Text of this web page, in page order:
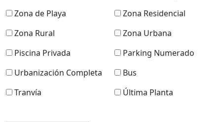
Zona de Playa
Zona Residencial
Zona Rural
Zona Urbana
Piscina Privada
Parking Numerado
Urbanización Completa
Bus
Tranvía
Última Planta